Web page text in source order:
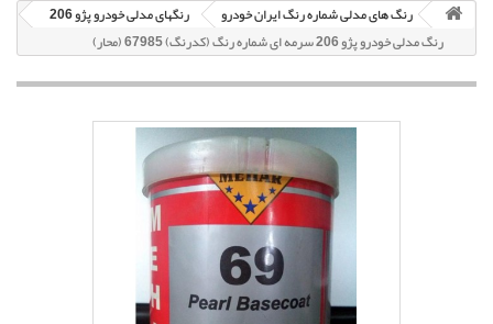
رنگ های مدلی شماره رنگ ایران خودرو
رنگهای مدلی خودرو پژو 206
رنگ مدلی خودرو پژو 206 سرمه ای شماره رنگ (کدرنگ) 67985 (محار)